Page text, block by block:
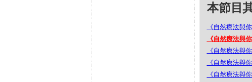
本節目
《自然療法與
《自然療法與
《自然療法與
《自然療法與
《自然療法與